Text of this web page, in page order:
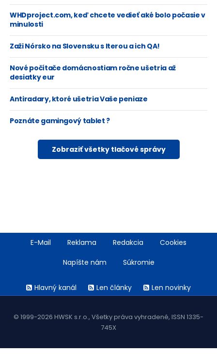
WHDproject.com, keď chcete vedieť aké bolo počasie v
minulosti
Zaži Nórsko na Slovensku s Iterou a ich QA!
Nové počítače domácnostiam ročne ušetria až
desiatky eur
Antiradary, ktoré ušetria Vaše peniaze
Poznáte gamingový tablet ?
Zobraziť všetky tlačové správy
FooterE-Mail Reklama Redakcia Cookies
Napíšte nám Súkromie
menuHlavný kanál Len články Len novinky
© 1999-2026 HWSK s.r.o., Všetky práva vyhradené, ISSN 1335-
745X